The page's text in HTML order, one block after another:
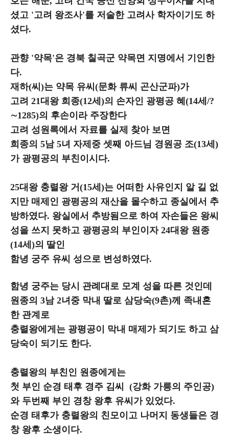
셨고 '고려 왕조사'를 저술한 고려사 학자이기도 하
셨다.
관향 '약목'은 경북 칠곡군 약목면 지명에서 기인한
다.
재하(씨)는 약목 유씨(문화 류씨 곤산군파)가
고려 21대왕 희종(12세)의 손자인 광평공 혜(14세/?
∼1285)의 후손이라 주장한다
고려 성원록에서 자료를 실제 찾아 보면
희종의 5남 5녀 자제중 셋째 아드님 경원공 조(13세)
가 광평공의 부친이시다.
25대왕 충렬왕 거(15세)는 어떠한 사유인지 알 길 없
지만 매제인 광평공의 재산을 몰수하고 종실에서 추
방하였다. 왕실에서 추방됨으로 하여 자손들은 왕씨
성을 쓰지 못하고 광평공의 부인이자 24대왕 원종
(14세)의 딸인
함녕 궁주 유씨 성으로 변성하였다.
함녕 궁주는 당시 관례대로 모계 성을 따른 것인데
원종의 3남 2녀중 막내 딸로 삼당숙(9촌)께 족내혼
한 관계로
충렬왕에게는 광평공이 막내 매제가 되기도 하고 삼
당숙이 되기도 한다.
충렬왕의 부친인 원종에게는
첫 부인 순경 태후 경주 김씨 (강화 가릉의 주인공)
와 두번째 부인 경창 왕후 유씨가 있었다.
순경 태후가 충렬왕의 친모이고 나머지 동생들은 경
창 왕후 소생이다.